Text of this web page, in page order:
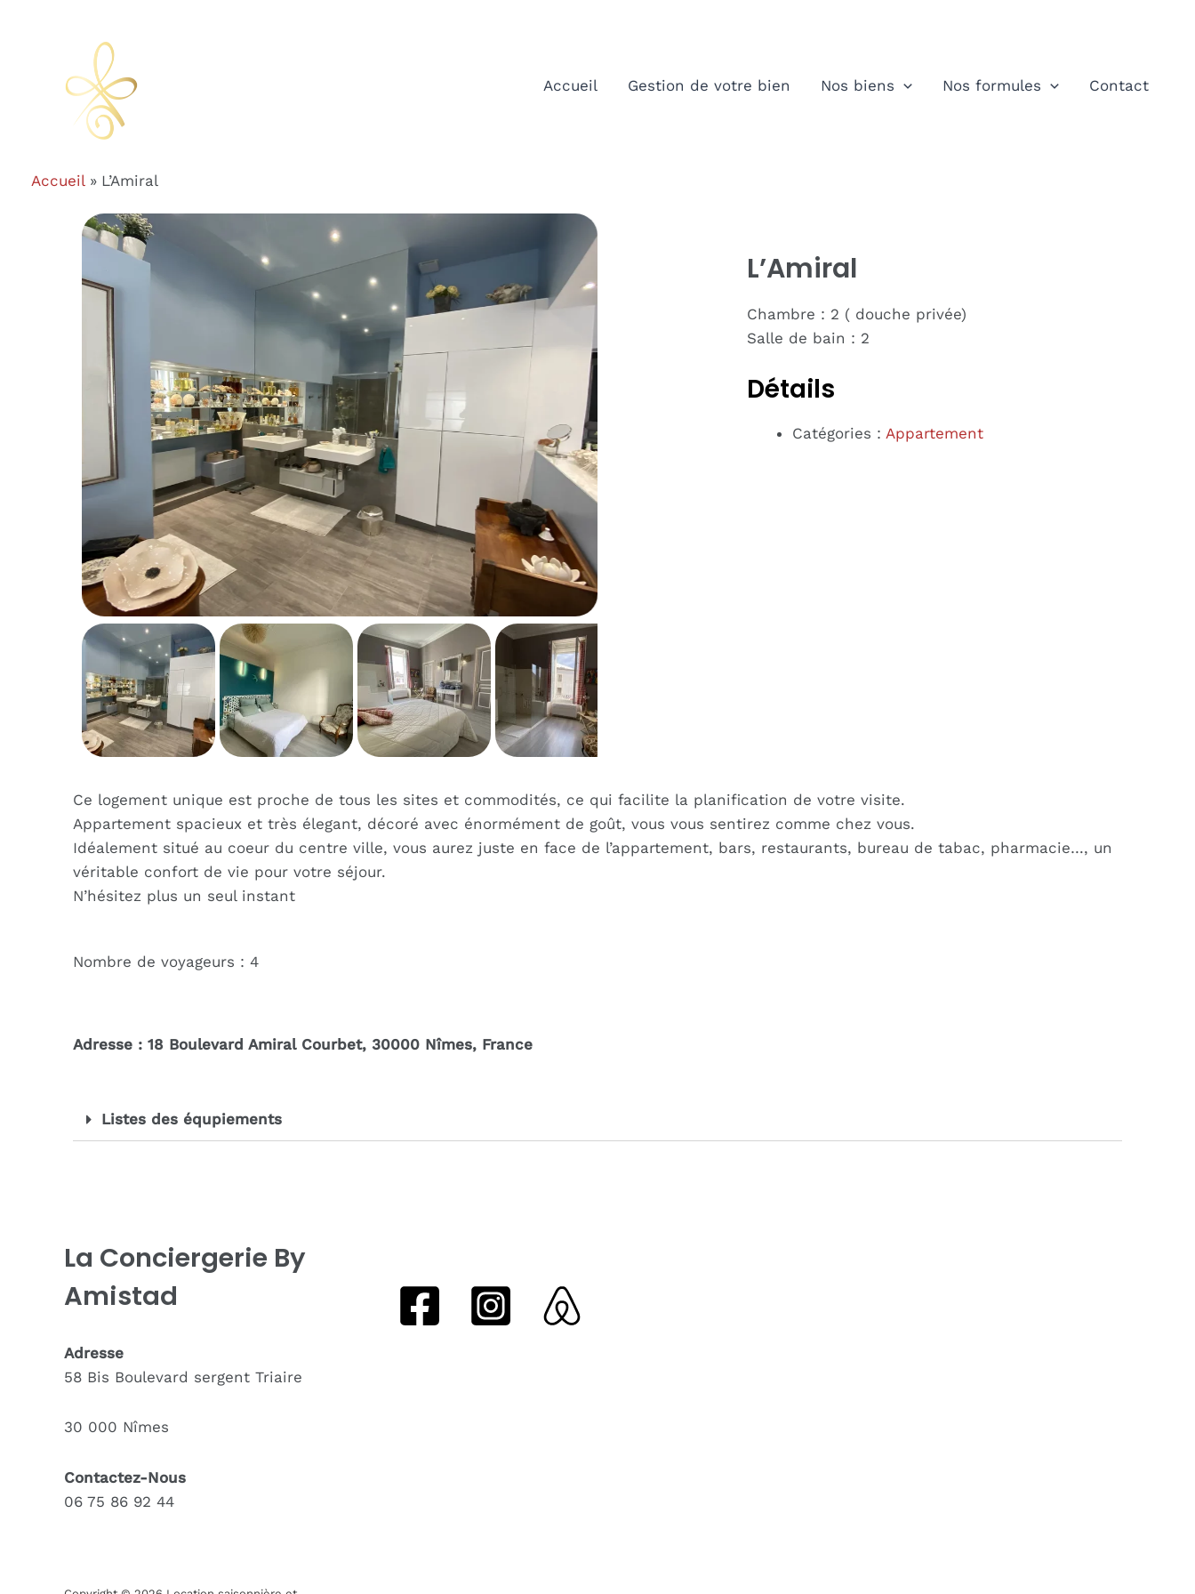
Accueil Gestion de votre bien Nos biens Nos formules Contact
Accueil L’Amiral
L’Amiral
Chambre : 2 ( douche privée)
Salle de bain : 2
Détails
Catégories : Appartement
Ce logement unique est proche de tous les sites et commodités, ce qui facilite la planification de votre visite.
Appartement spacieux et très élegant, décoré avec énormément de goût, vous vous sentirez comme chez vous.
Idéalement situé au coeur du centre ville, vous aurez juste en face de l’appartement, bars, restaurants, bureau de tabac, pharmacie…, un
véritable confort de vie pour votre séjour.
N’hésitez plus un seul instant
Nombre de voyageurs : 4
Adresse : 18 Boulevard Amiral Courbet, 30000 Nîmes, France
Listes des équpiements
La Conciergerie By
Amistad
Adresse
58 Bis Boulevard sergent Triaire
30 000 Nîmes
Contactez-Nous
06 75 86 92 44